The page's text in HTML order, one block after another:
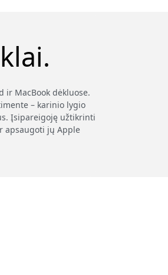
ir MacBook dėkluose.
– karinio lygio
Įsipareigoję užtikrinti
apsaugoti jų Apple